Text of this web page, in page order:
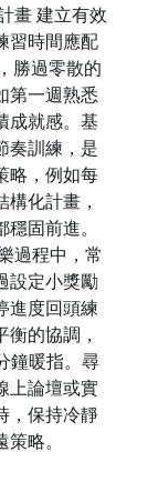
畫 建立有效
習時間應配
勝過零散的
第一週熟悉
成就感。基
奏訓練，是
略，例如每
化計畫，
固前進。
過程中，常
設定小獎勵
進度回頭練
的協調，
鐘暖指。尋
上論壇或實
，保持冷靜
略。